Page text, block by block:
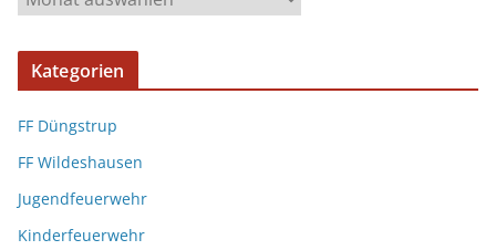
Kategorien
FF Düngstrup
FF Wildeshausen
Jugendfeuerwehr
Kinderfeuerwehr